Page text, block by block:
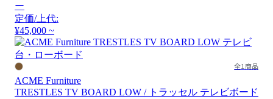
ー
定価/上代:
¥45,000 ~
全1商品
ACME Furniture
TRESTLES TV BOARD LOW / トラッセル テレビボード